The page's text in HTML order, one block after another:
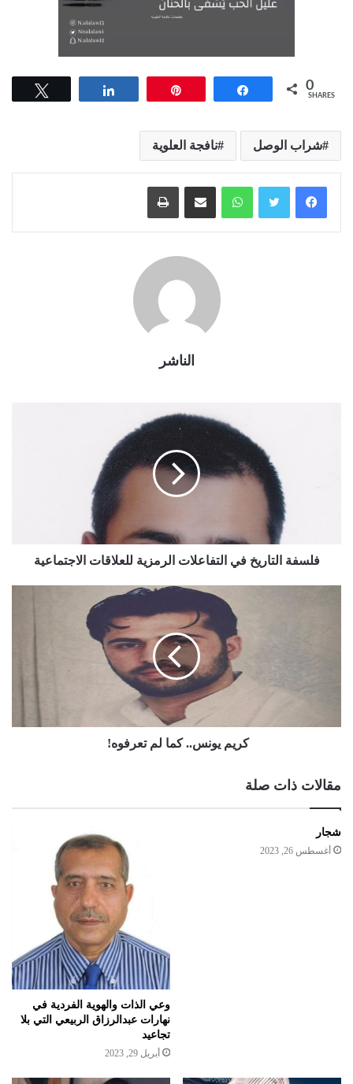
Share 0
SHARES
شراب الوصل نافجة العلوية
واتساب مشاركة عبر البريد طباعة
الناشر
فلسفة التاريخ في التفاعلات الرمزية للعلاقات الاجتماعية
كريم يونس.. كما لم تعرفوه!
مقالات ذات صلة
شجار
أغسطس 26, 2023
وعي الذات والهوية الفردية في
نهارات عبدالرزاق الربيعي التي بلا
تجاعيد
أبريل 29, 2023